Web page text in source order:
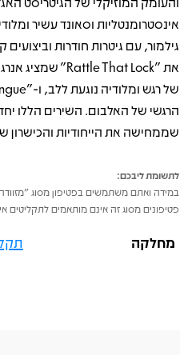
אינסטרומנטליות וסאונד עשיר
גילמור, עם גיטרות חודרות
הרגשי של האלבום. השירים הללו
שממחישה את הייחודיות והכישרון של
לתשומת ליבכם:
במידה ואתם משתמשים בפטיפון מסוג
פטיפונים מסוג זה אינם מותאמים לתקליטים
מחלקה